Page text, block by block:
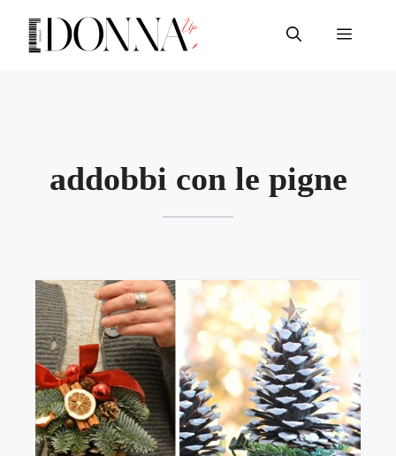
contenuto
Menu
addobbi con le pigne